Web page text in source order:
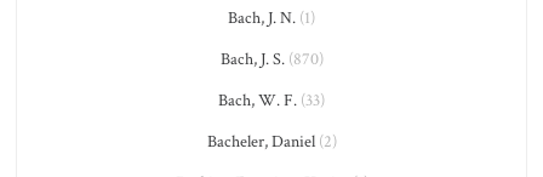
Bach, J. N. (1)
Bach, J. S.(870)
Bach, W. F. (33)
Bacheler, Daniel(2)